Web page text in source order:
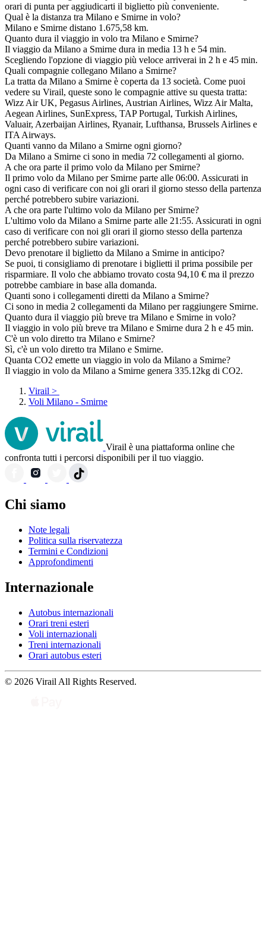
orari di punta per aggiudicarti il biglietto più conveniente.
Qual è la distanza tra Milano e Smirne in volo?
Milano e Smirne distano 1.675,58 km.
Quanto dura il viaggio in volo tra Milano e Smirne?
Il viaggio da Milano a Smirne dura in media 13 h e 54 min.
Scegliendo l'opzione di viaggio più veloce arriverai in 2 h e 45 min.
Quali compagnie collegano Milano a Smirne?
La tratta da Milano a Smirne è coperta da 13 società. Come puoi
vedere su Virail, queste sono le compagnie attive su questa tratta:
Wizz Air UK, Pegasus Airlines, Austrian Airlines, Wizz Air Malta,
Aegean Airlines, SunExpress, TAP Portugal, Turkish Airlines,
Valuair, Azerbaijan Airlines, Ryanair, Lufthansa, Brussels Airlines e
ITA Airways.
Quanti vanno da Milano a Smirne ogni giorno?
Da Milano a Smirne ci sono in media 72 collegamenti al giorno.
A che ora parte il primo volo da Milano per Smirne?
Il primo volo da Milano per Smirne parte alle 06:00. Assicurati in
ogni caso di verificare con noi gli orari il giorno stesso della partenza
perché potrebbero subire variazioni.
A che ora parte l'ultimo volo da Milano per Smirne?
L'ultimo volo da Milano a Smirne parte alle 21:55. Assicurati in ogni
caso di verificare con noi gli orari il giorno stesso della partenza
perché potrebbero subire variazioni.
Devo prenotare il biglietto da Milano a Smirne in anticipo?
Se puoi, ti consigliamo di prenotare i biglietti il prima possibile per
risparmiare. Il volo che abbiamo trovato costa 94,10 € ma il prezzo
potrebbe cambiare in base alla domanda.
Quanti sono i collegamenti diretti da Milano a Smirne?
Ci sono in media 2 collegamenti da Milano per raggiungere Smirne.
Quanto dura il viaggio più breve tra Milano e Smirne in volo?
Il viaggio in volo più breve tra Milano e Smirne dura 2 h e 45 min.
C'è un volo diretto tra Milano e Smirne?
Sì, c'è un volo diretto tra Milano e Smirne.
Quanta CO2 emette un viaggio in volo da Milano a Smirne?
Il viaggio in volo da Milano a Smirne genera 335.12kg di CO2.
Virail >
Voli Milano - Smirne
Virail è una piattaforma online che
confronta tutti i percorsi disponibili per il tuo viaggio.
Chi siamo
Note legali
Politica sulla riservatezza
Termini e Condizioni
Approfondimenti
Internazionale
Autobus internazionali
Orari treni esteri
Voli internazionali
Treni internazionali
Orari autobus esteri
© 2026 Virail All Rights Reserved.